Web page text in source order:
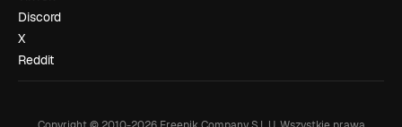
Discord
X
Reddit